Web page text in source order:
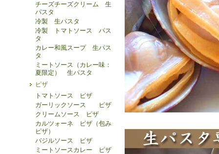
チーズチーズクリーム 生
パスタ
冷製 生パスタ
冷製 トマトソース パス
タ
カレー和風スープ 生パス
タ
ミートソース（カレー味：
夏限定） 生パスタ
ピザ
トマトソース ピザ
ガーリックソース ピザ
クリームソース ピザ
カルツォーネ ピザ（包み
ピザ）
バジルソース ピザ
ミートソースカレー ピザ